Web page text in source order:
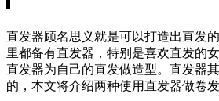
直发器顾名思义就是可以打造出直发
里都备有直发器，特别是喜欢直发的
直发器为自己的直发做造型。直发器
的，本文将介绍两种使用直发器做卷发